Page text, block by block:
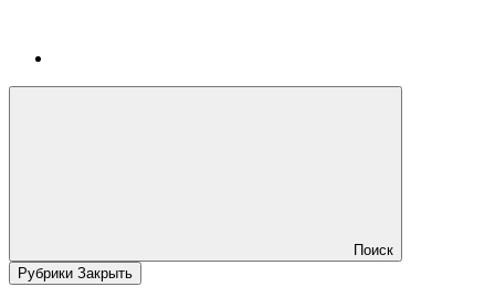
Поиск
Рубрики Закрыть